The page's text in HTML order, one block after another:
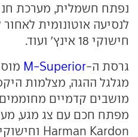
נפתח חשמלית, מערכת
חישוקי 18 אינץ' ועוד.
גרסת ה-M-Superior
מגלגל ההגה, מצלמות
מושבים קדמיים
מפתח חכם עם צג מגע,
Harman Kardon וחישוקי 19 אינץ'.